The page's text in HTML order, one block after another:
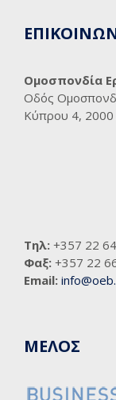
Ομοσπονδία
Οδός
Κύπρου 4, 2000
Τηλ: +357 22
Φαξ: +357 22
Email:
ΜΕΛΟΣ